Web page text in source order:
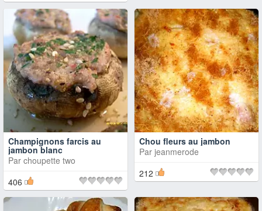
Champignons farcis au
jambon blanc
Par choupette two
406
Chou fleurs au jambon
Par jeanmerode
212